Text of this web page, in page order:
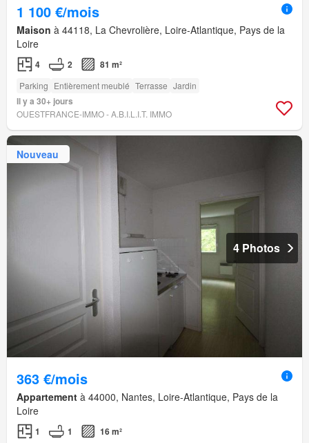
1 100 €/mois
Maison à 44118, La Chevrolière, Loire-Atlantique, Pays de la
Loire
4 2 81 m²
Parking Entièrement meublé Terrasse Jardin
Il y a 30+ jours
OUESTFRANCE-IMMO - A.B.I.L.I.T. IMMO
Nouveau
4 Photos
363 €/mois
Appartement à 44000, Nantes, Loire-Atlantique, Pays de la
Loire
1 1
16 m²